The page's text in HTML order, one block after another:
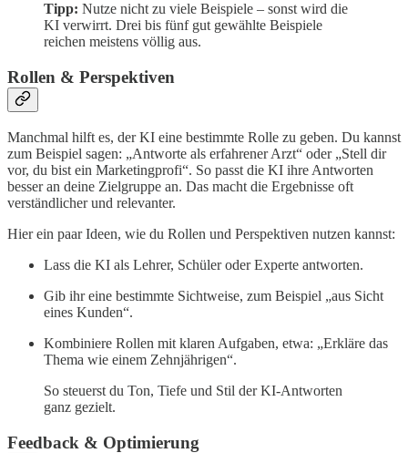
Tipp: Nutze nicht zu viele Beispiele – sonst wird die
KI verwirrt. Drei bis fünf gut gewählte Beispiele
reichen meistens völlig aus.
Rollen & Perspektiven
Manchmal hilft es, der KI eine bestimmte Rolle zu geben. Du kannst
zum Beispiel sagen: „Antworte als erfahrener Arzt“ oder „Stell dir
vor, du bist ein Marketingprofi“. So passt die KI ihre Antworten
besser an deine Zielgruppe an. Das macht die Ergebnisse oft
verständlicher und relevanter.
Hier ein paar Ideen, wie du Rollen und Perspektiven nutzen kannst:
Lass die KI als Lehrer, Schüler oder Experte antworten.
Gib ihr eine bestimmte Sichtweise, zum Beispiel „aus Sicht
eines Kunden“.
Kombiniere Rollen mit klaren Aufgaben, etwa: „Erkläre das
Thema wie einem Zehnjährigen“.
So steuerst du Ton, Tiefe und Stil der KI-Antworten
ganz gezielt.
Feedback & Optimierung